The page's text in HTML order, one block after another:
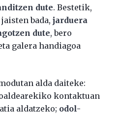
dute. Bestetik,
bada, jarduera
dute, bero
galera handiagoa
alda daiteke:
kontaktuan
aldatzeko; odol-